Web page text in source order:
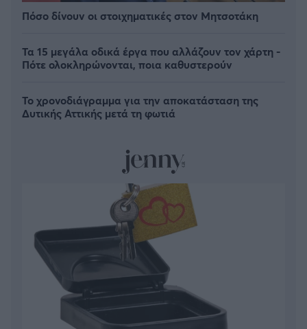
Πόσο δίνουν οι στοιχηματικές στον Μητσοτάκη
Τα 15 μεγάλα οδικά έργα που αλλάζουν τον χάρτη -
Πότε ολοκληρώνονται, ποια καθυστερούν
Το χρονοδιάγραμμα για την αποκατάσταση της
Δυτικής Αττικής μετά τη φωτιά